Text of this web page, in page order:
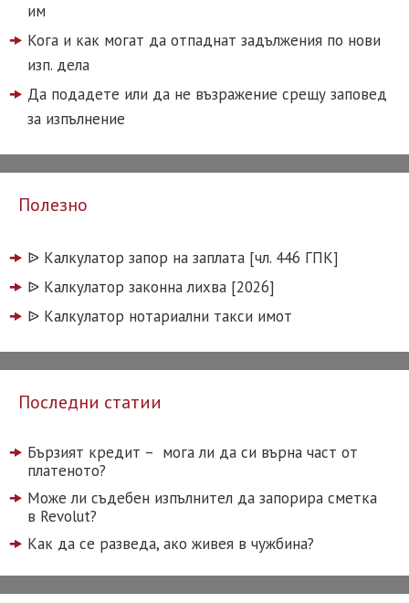
им
Кога и как могат да отпаднат задължения по нови
изп. дела
Да подадете или да не възражение срещу заповед
за изпълнение
Полезно
ᐉ️ Калкулатор запор на заплата [чл. 446 ГПК]
ᐉ️ Калкулатор законна лихва [2026]
ᐉ️ Калкулатор нотариални такси имот
Последни статии
Бързият кредит – мога ли да си върна част от
платеното?
Може ли съдебен изпълнител да запорира сметка
в Revolut?
Как да се разведа, ако живея в чужбина?